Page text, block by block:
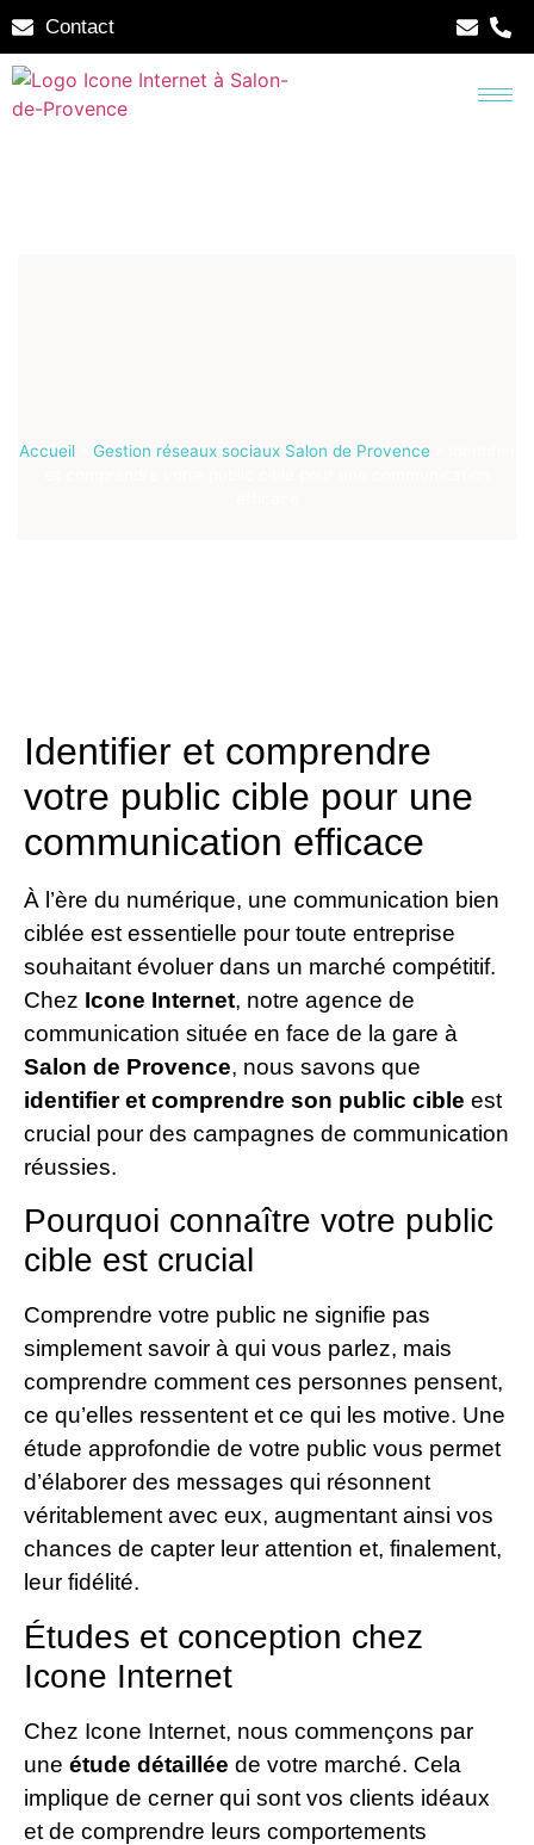
Contact
Accueil» Gestion réseaux sociaux Salon de Provence»
Identifier et comprendre
votre public cible pour une
communication efficace
À l’ère du numérique, une communication bien
ciblée est essentielle pour toute entreprise
souhaitant évoluer dans un marché compétitif.
Chez Icone Internet, notre agence de
communication située en face de la gare à
Salon de Provence, nous savons que
identifier et comprendre son public cible est
crucial pour des campagnes de communication
réussies.
Pourquoi connaître votre public
cible est crucial
Comprendre votre public ne signifie pas
simplement savoir à qui vous parlez, mais
comprendre comment ces personnes pensent,
ce qu’elles ressentent et ce qui les motive. Une
étude approfondie de votre public vous permet
d’élaborer des messages qui résonnent
véritablement avec eux, augmentant ainsi vos
chances de capter leur attention et, finalement,
leur fidélité.
Études et conception chez
Icone Internet
Chez Icone Internet, nous commençons par
une étude détaillée de votre marché. Cela
implique de cerner qui sont vos clients idéaux
et de comprendre leurs comportements